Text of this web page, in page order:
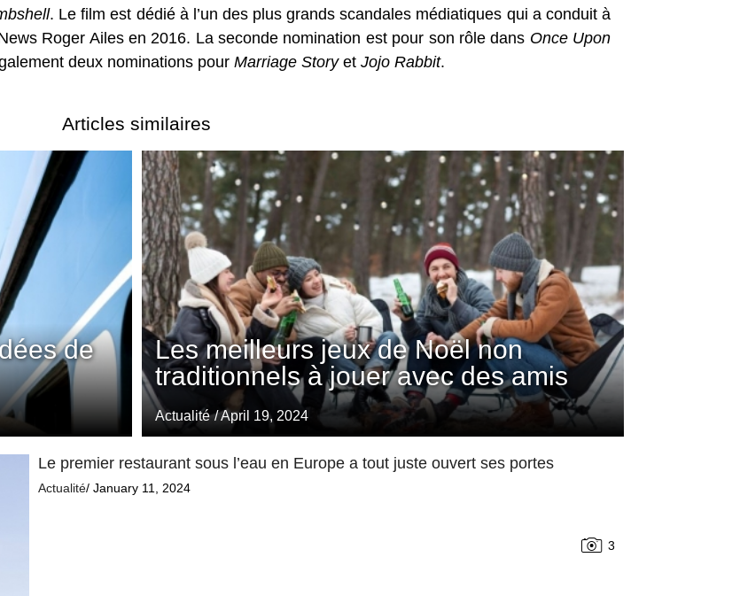
. Le film est dédié à l’un des plus grands scandales médiatiques qui a conduit à
Roger Ailes en 2016. La seconde nomination est pour son rôle dans Once Upon
deux nominations pour Marriage Storyet Jojo Rabbit.
Articles similaires
Les meilleurs jeux de Noël non
traditionnels à jouer avec des amis
Actualité / April 19, 2024
de
Le premier restaurant sous l’eau en Europe a tout juste ouvert ses portes
Actualité/ January 11, 2024
3